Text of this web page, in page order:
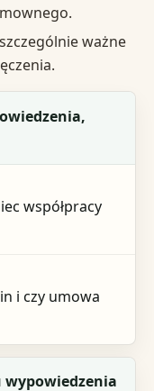
ważne
współpracy
i czy umowa
wypowiedzenia